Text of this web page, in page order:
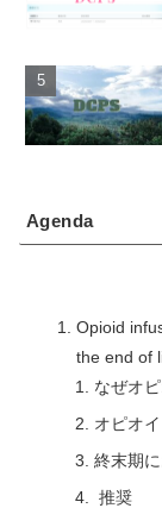
Agenda
Opioid
the end of
なぜオ
オピオ
終末期
推奨